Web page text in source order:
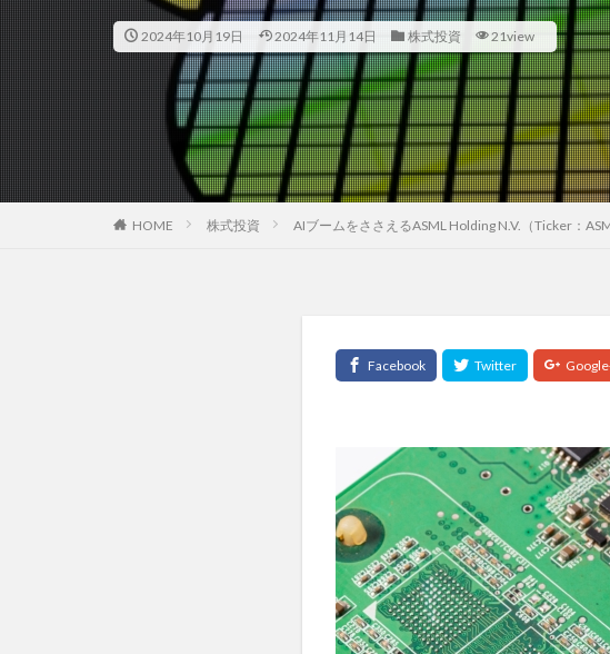
2024年10月19日 2024年11月14日 株式投資 21view
HOME 株式投資 AIブームをささえるASML Holding N.V.（Ticker：